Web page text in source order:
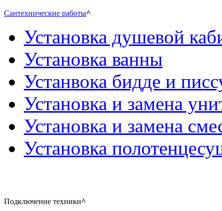
Сантехнические работы^
Установка душевой
Установка ванны
Устанвока бидде и
Установка и замена
Установка и замена
Установка
Подключение техники^